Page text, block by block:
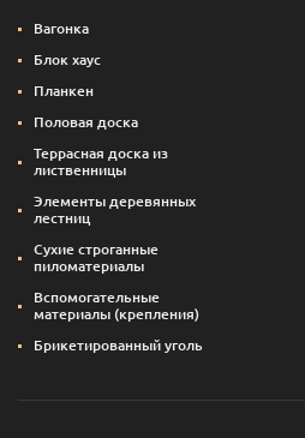
Вагонка
Блок хаус
Планкен
Половая доска
Террасная доска из
лиственницы
Элементы деревянных
лестниц
Сухие строганные
пиломатериалы
Вспомогательные
материалы (крепления)
Брикетированный уголь